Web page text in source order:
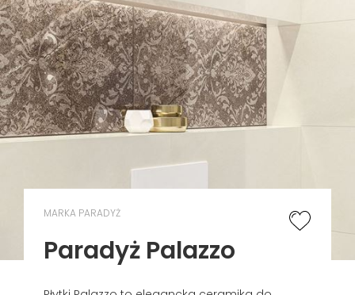
MARKA PARADYŻ
Paradyż Palazzo